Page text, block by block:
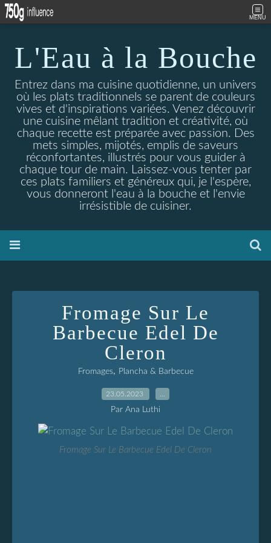
MENU
L'Eau à la Bouche
Entrez dans ma cuisine quotidienne, un univers
où les plats traditionnels se parent de couleurs
vives et d'inspirations variées. Venez découvrir
une cuisine mêlant tradition et créativité, où
chaque recette est préparée avec passion. Des
mets simples, mijotés, emplis de saveurs
réconfortantes, illustrés pour vous guider à
chaque tour de main. Laissez-vous tenter par
ces plats familiers et généreux qui, je l'espère,
vous donneront l'eau à la bouche et l'envie
irrésistible de cuisiner.
Fromage Sur Le
Barbecue Edel De
Cleron
Fromages, Plancha & Barbecue
23.05.2023
Par Ana Luthi
Fromage Sur Le Barbecue Edel De Cleron